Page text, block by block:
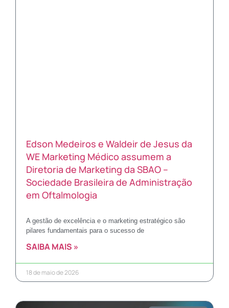
Edson Medeiros e Waldeir de Jesus da
WE Marketing Médico assumem a
Diretoria de Marketing da SBAO –
Sociedade Brasileira de Administração
em Oftalmologia
A gestão de excelência e o marketing estratégico são
pilares fundamentais para o sucesso de
SAIBA MAIS »
18 de maio de 2026